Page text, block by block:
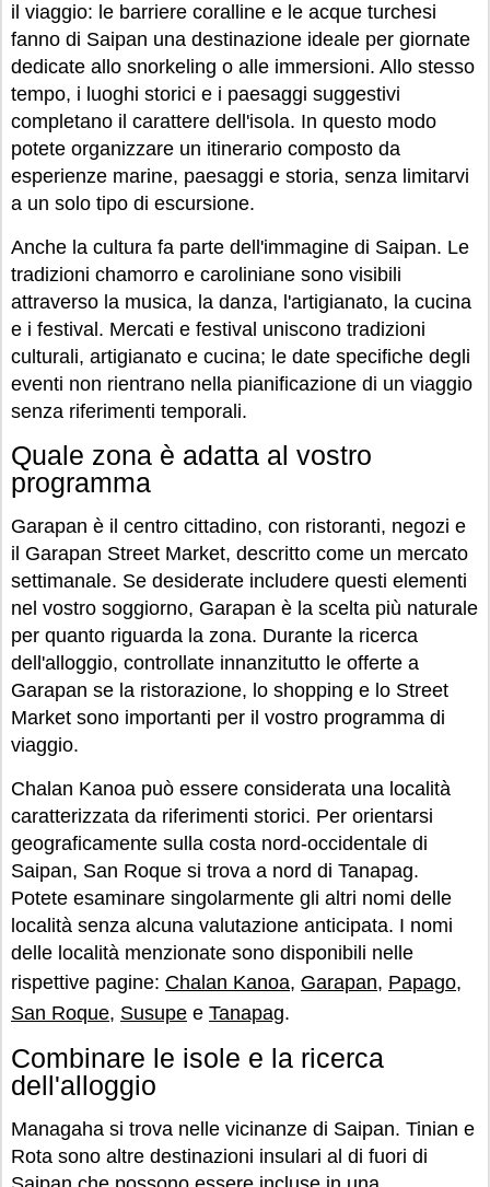
il viaggio: le barriere coralline e le acque turchesi
fanno di Saipan una destinazione ideale per giornate
dedicate allo snorkeling o alle immersioni. Allo stesso
tempo, i luoghi storici e i paesaggi suggestivi
completano il carattere dell'isola. In questo modo
potete organizzare un itinerario composto da
esperienze marine, paesaggi e storia, senza limitarvi
a un solo tipo di escursione.
Anche la cultura fa parte dell'immagine di Saipan. Le
tradizioni chamorro e caroliniane sono visibili
attraverso la musica, la danza, l'artigianato, la cucina
e i festival. Mercati e festival uniscono tradizioni
culturali, artigianato e cucina; le date specifiche degli
eventi non rientrano nella pianificazione di un viaggio
senza riferimenti temporali.
Quale zona è adatta al vostro
programma
Garapan è il centro cittadino, con ristoranti, negozi e
il Garapan Street Market, descritto come un mercato
settimanale. Se desiderate includere questi elementi
nel vostro soggiorno, Garapan è la scelta più naturale
per quanto riguarda la zona. Durante la ricerca
dell'alloggio, controllate innanzitutto le offerte a
Garapan se la ristorazione, lo shopping e lo Street
Market sono importanti per il vostro programma di
viaggio.
Chalan Kanoa può essere considerata una località
caratterizzata da riferimenti storici. Per orientarsi
geograficamente sulla costa nord-occidentale di
Saipan, San Roque si trova a nord di Tanapag.
Potete esaminare singolarmente gli altri nomi delle
località senza alcuna valutazione anticipata. I nomi
delle località menzionate sono disponibili nelle
rispettive pagine: Chalan Kanoa, Garapan, Papago,
San Roque, Susupe e Tanapag.
Combinare le isole e la ricerca
dell'alloggio
Managaha si trova nelle vicinanze di Saipan. Tinian e
Rota sono altre destinazioni insulari al di fuori di